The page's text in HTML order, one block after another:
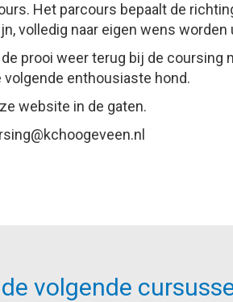
Het parcours bepaalt de
volledig naar eigen wens worden
prooi weer terug bij de coursing
enthousiaste hond.
website in de gaten.
@kchoogeveen.nl
volgende